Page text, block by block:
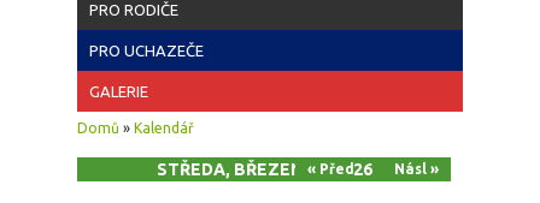
PRO RODIČE
PRO UCHAZEČE
GALERIE
Jste zde
Domů » Kalendář
STŘEDA, BŘEZEN 11, 2026
« Před Násl »